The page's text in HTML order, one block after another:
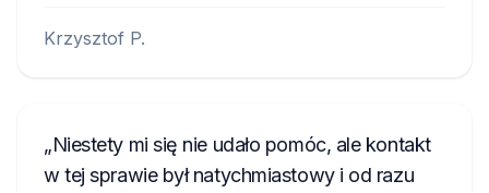
Krzysztof P.
Niestety mi się nie udało pomóc, ale kontakt
w tej sprawie był natychmiastowy i od razu